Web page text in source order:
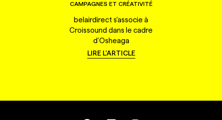
CAMPAGNES ET CRÉATIVITÉ
belairdirect s'associe à
Croissound dans le cadre
d'Osheaga
LIRE L'ARTICLE